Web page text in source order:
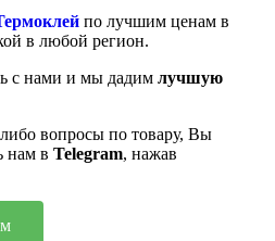
по лучшим ценам в
в любой регион.
с нами и мы дадим лучшую
вопросы по товару, Вы
нам в Telegram, нажав